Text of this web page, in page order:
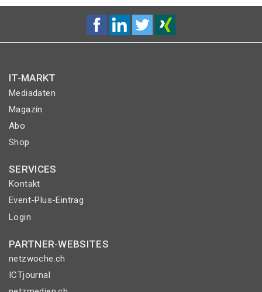
IT-MARKT
Mediadaten
Magazin
Abo
Shop
SERVICES
Kontakt
Event-Plus-Eintrag
Login
PARTNER-WEBSITES
netzwoche.ch
ICTjournal